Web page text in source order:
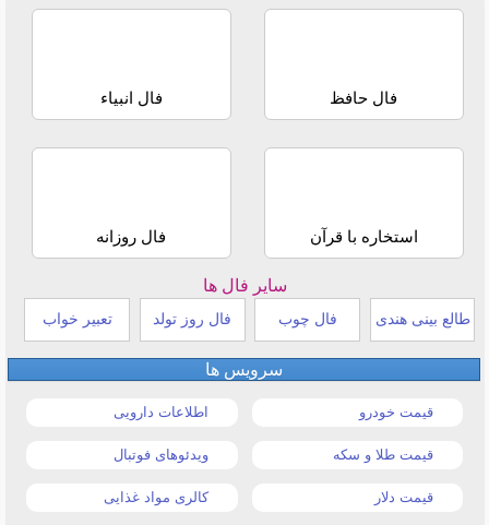
فال حافظ فال انبیاء
استخاره با قرآن فال روزانه
سایر فال ها
طالع بینی هندی فال چوب فال روز تولد تعبیر خواب
سرویس ها
قیمت خودرو اطلاعات دارویی
قیمت طلا و سکه ویدئوهای فوتبال
قیمت دلار کالری مواد غذایی